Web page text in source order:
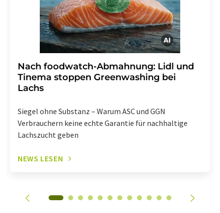
Nach foodwatch-Abmahnung: Lidl und
Tinema stoppen Greenwashing bei
Lachs
Siegel ohne Substanz – Warum ASC und GGN
Verbrauchern keine echte Garantie für nachhaltige
Lachszucht geben
NEWS LESEN